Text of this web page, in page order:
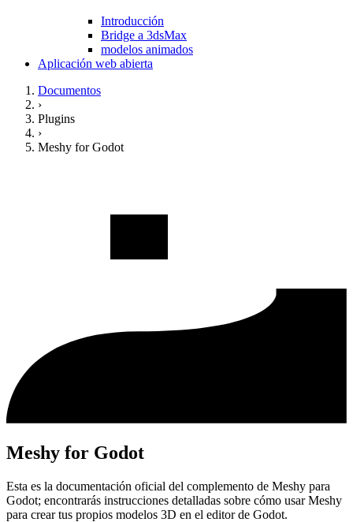
Introducción
Bridge a 3dsMax
modelos animados
Aplicación web abierta
Documentos
›
Plugins
›
Meshy for Godot
Meshy for Godot
Esta es la documentación oficial del complemento de Meshy para
Godot; encontrarás instrucciones detalladas sobre cómo usar Meshy
para crear tus propios modelos 3D en el editor de Godot.